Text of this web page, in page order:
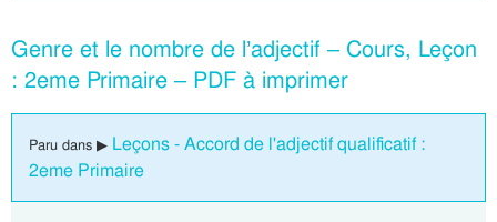
Genre et le nombre de l’adjectif – Cours, Leçon
: 2eme Primaire – PDF à imprimer
Paru dans ▶ Leçons - Accord de l'adjectif qualificatif :
2eme Primaire